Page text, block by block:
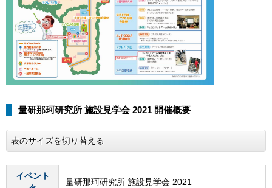
量研那珂研究所 施設見学会 2021 開催概要
表のサイズを切り替える
イベント
量研那珂研究所 施設見学会 2021